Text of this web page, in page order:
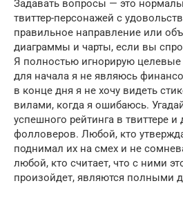
Задавать вопросы — это
твиттер-персонажей с
правильное направление или
диаграммы и чарты, если вы
Я полностью игнорирую
для начала я не являюсь
в конце дня я не хочу видеть
вилами, когда я ошибаюсь.
успешного рейтинга в твиттере
фолловеров. Любой, кто
поднимал их на смех и не
любой, кто считает, что с ними
произойдет, являются полными